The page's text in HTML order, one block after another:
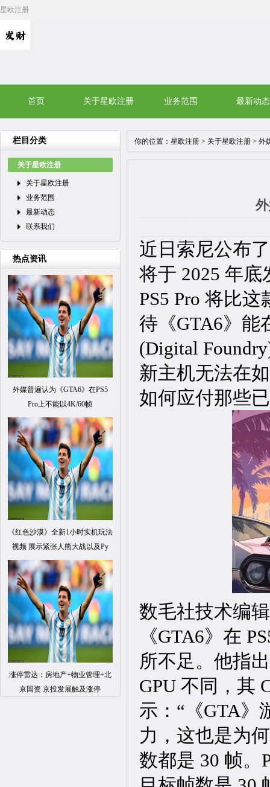
星欧注册
首页 关于星欧注册 业务范围 最新动态
栏目分类
关于星欧注册
关于星欧注册
业务范围
最新动态
联系我们
热点资讯
外媒普遍认为《GTA6》在PS5
Pro上不能以4K/60帧
《红色沙漠》全新1小时实机玩法
视频 展示紧张人熊大战以及Py
涨停雷达：房地产+物业管理+北
京国资 京投发展触及涨停
你的位置： 星欧注册 > 关于星欧注册 > 外
近日索尼公布
将于 2025 年底
PS5 Pro 将比
待《GTA6》能
(Digital
新主机无法在
如何应付那些
数毛社技术编
《GTA6》在
所不足。他指
GPU 不同，其
示：“《GTA》
力，这也是为
数都是 30 帧。